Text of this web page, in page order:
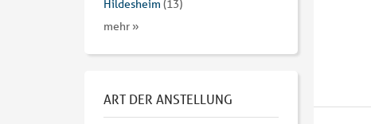
Hildesheim (13)
mehr »
ART DER ANSTELLUNG